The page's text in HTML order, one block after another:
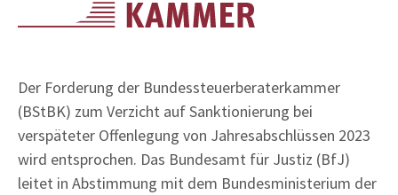
Der Forderung der Bundessteuerberaterkammer
(BStBK) zum Verzicht auf Sanktionierung bei
verspäteter Offenlegung von Jahresabschlüssen 2023
wird entsprochen. Das Bundesamt für Justiz (BfJ)
leitet in Abstimmung mit dem Bundesministerium der